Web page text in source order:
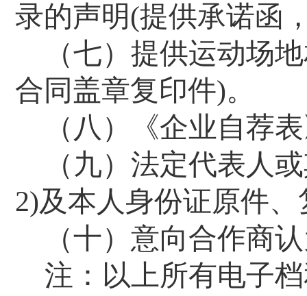
录的声明(提供承诺函
（七）提供运动场
合同盖章复印件)。
（八）《企业自荐
（九）法定代表人
2)及本人身份证原件
（十）意向合作商
注：以上所有电子